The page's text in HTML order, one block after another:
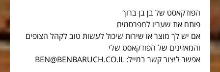
הפודקאסט של בן בן ברוך
פותח את שעריו למפרסמים
אם יש לך מוצר או שירות שיכול לעשות טוב לקהל הצופים
והמאזינים של הפודקאסט שלי
אפשר ליצור קשר במייל: BEN@BENBARUCH.CO.IL